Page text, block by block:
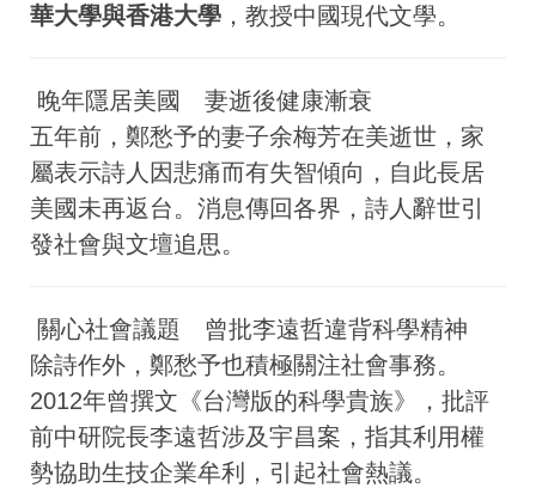
華大學與香港大學 ，教授中國現代文學。
晚年隱居美國 妻逝後健康漸衰
五年前，鄭愁予的妻子余梅芳在美逝世，家
屬表示詩人因悲痛而有失智傾向，自此長居
美國未再返台。消息傳回各界，詩人辭世引
發社會與文壇追思。
關心社會議題 曾批李遠哲違背科學精神
除詩作外，鄭愁予也積極關注社會事務。
2012年曾撰文《台灣版的科學貴族》，批評
前中研院長李遠哲涉及宇昌案，指其利用權
勢協助生技企業牟利，引起社會熱議。